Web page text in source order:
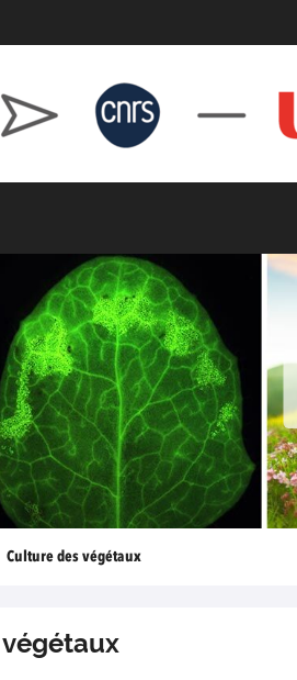
Culture des végétaux